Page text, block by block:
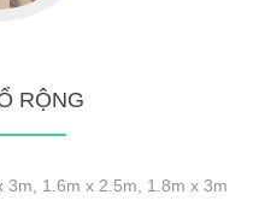
RỘNG
3m, 1.6m x 2.5m, 1.8m x 3m